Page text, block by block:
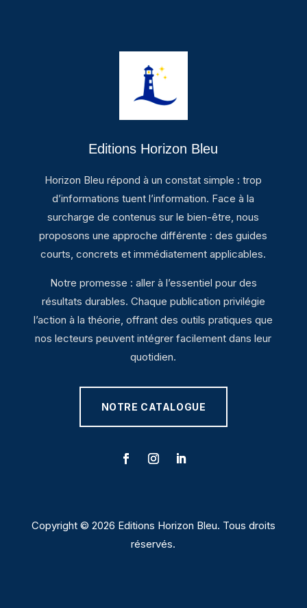
Editions Horizon Bleu
Horizon Bleu répond à un constat simple : trop
d’informations tuent l’information. Face à la
surcharge de contenus sur le bien-être, nous
proposons une approche différente : des guides
courts, concrets et immédiatement applicables.
Notre promesse : aller à l’essentiel pour des
résultats durables. Chaque publication privilégie
l’action à la théorie, offrant des outils pratiques que
nos lecteurs peuvent intégrer facilement dans leur
quotidien.
NOTRE CATALOGUE
Copyright © 2026 Editions Horizon Bleu. Tous droits
réservés.